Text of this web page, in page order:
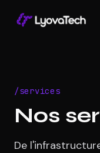
/services
Nos
De